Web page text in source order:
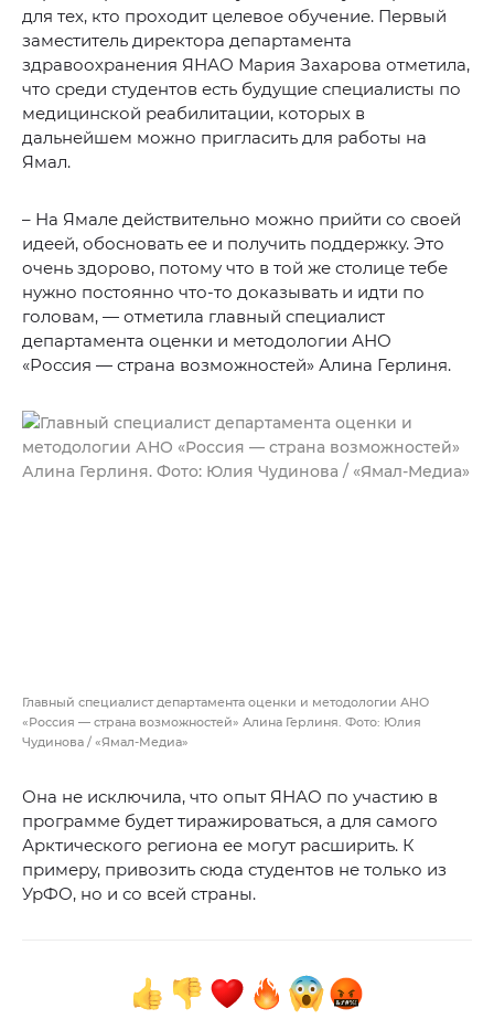
для тех, кто проходит целевое обучение. Первый
заместитель директора департамента
здравоохранения ЯНАО Мария Захарова отметила,
что среди студентов есть будущие специалисты по
медицинской реабилитации, которых в
дальнейшем можно пригласить для работы на
Ямал.
– На Ямале действительно можно прийти со своей
идеей, обосновать ее и получить поддержку. Это
очень здорово, потому что в той же столице тебе
нужно постоянно что-то доказывать и идти по
головам, — отметила главный специалист
департамента оценки и методологии АНО
«Россия — страна возможностей» Алина Герлиня.
Главный специалист департамента оценки и методологии АНО
«Россия — страна возможностей» Алина Герлиня. Фото: Юлия
Чудинова / «Ямал-Медиа»
Она не исключила, что опыт ЯНАО по участию в
программе будет тиражироваться, а для самого
Арктического региона ее могут расширить. К
примеру, привозить сюда студентов не только из
УрФО, но и со всей страны.